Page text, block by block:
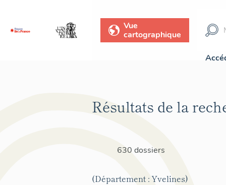
Vue
cartographique
Résultats de la
630 dossiers
(Département : Yvelines)